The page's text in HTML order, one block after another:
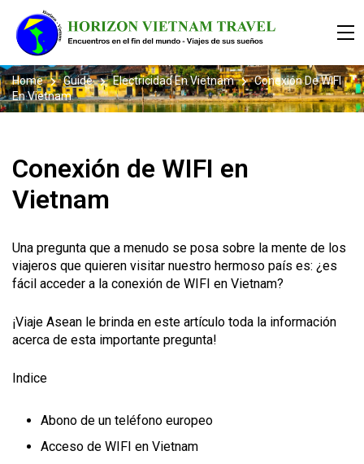
Home Guide Electricidad En Vietnam
Conexión De WIFI
En Vietnam
Conexión de WIFI en
Vietnam
Una pregunta que a menudo se posa sobre la mente de los
viajeros que quieren visitar nuestro hermoso país es: ¿es
fácil acceder a la conexión de WIFI en Vietnam?
¡Viaje Asean le brinda en este artículo toda la información
acerca de esta importante pregunta!
Indice
Abono de un teléfono europeo
Acceso de WIFI en Vietnam